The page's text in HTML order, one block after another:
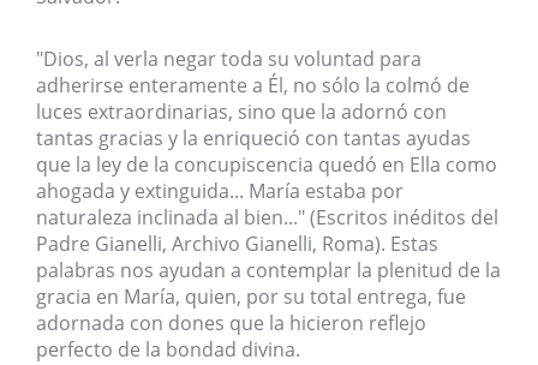
"Dios, al verla negar toda su voluntad para
adherirse enteramente a Él, no sólo la colmó de
luces extraordinarias, sino que la adornó con
tantas gracias y la enriqueció con tantas ayudas
que la ley de la concupiscencia quedó en Ella como
ahogada y extinguida... María estaba por
naturaleza inclinada al bien..." (Escritos inéditos del
Padre Gianelli, Archivo Gianelli, Roma). Estas
palabras nos ayudan a contemplar la plenitud de la
gracia en María, quien, por su total entrega, fue
adornada con dones que la hicieron reflejo
perfecto de la bondad divina.